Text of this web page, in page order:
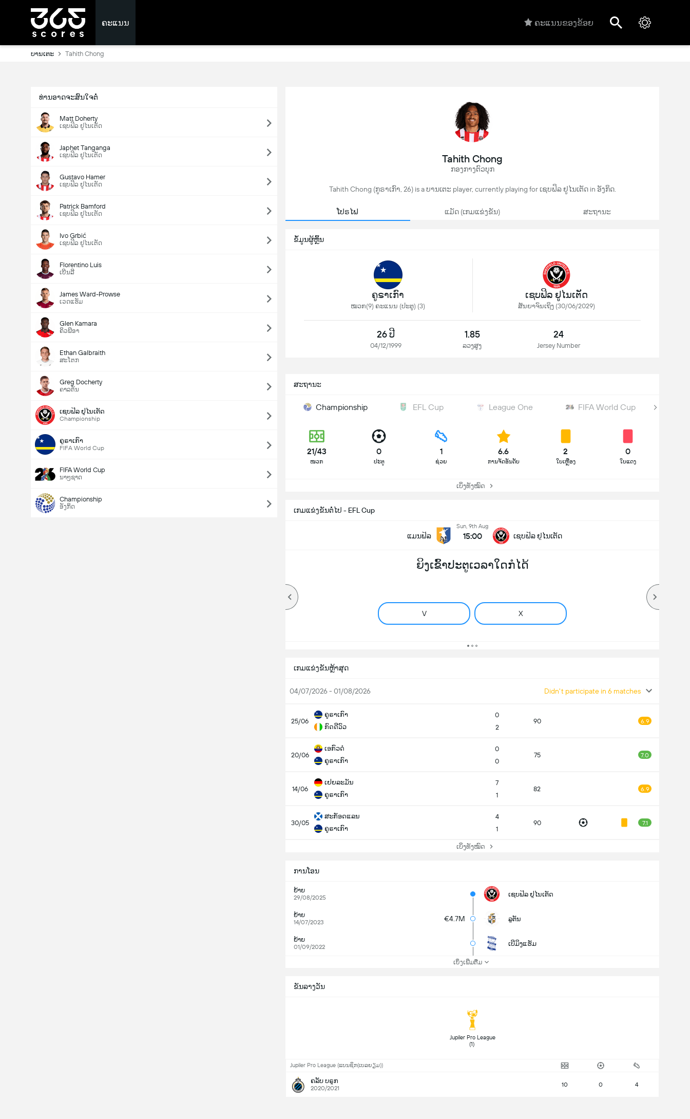
ຄະແນນ ຄະແນນຂອງຂ້ອຍ
ບານເຕະ Tahith Chong
ທ່ານອາດຈະສົນໃຈຕໍ່
Matt Doherty
ເຊບຟິລ ຢູໄນເຕັດ
Japhet Tanganga
ເຊບຟິລ ຢູໄນເຕັດ
Gustavo Hamer
ເຊບຟິລ ຢູໄນເຕັດ
Patrick Bamford
ເຊບຟິລ ຢູໄນເຕັດ
Ivo Grbić
ເຊບຟິລ ຢູໄນເຕັດ
Florentino Luis
ເບີນລີ
James Ward-Prowse
ເວດແຮັມ
Glen Kamara
ຄິວພີອາ
Ethan Galbraith
ສະໂຕກ
Greg Docherty
ຄາລຕັນ
ເຊບຟິລ ຢູໄນເຕັດ
Championship
ຄູຣາເກົາ
FIFA World Cup
FIFA World Cup
ນາໆຊາດ
Championship
ອັງກິດ
Tahith Chong
ກອງກາງຕົວບຸກ
Tahith Chong (ກູຣາເກົາ, 26) is a ບານເຕະ player, currently playing for ເຊບຟິລ ຢູໄນເຕັດ in ອັງກິດ.
ໂປຣໄຟ ແມັດ (ເກມແຂ່ງຂັນ) ສະຖານະ
ຂໍ້ມູນຜູ້ຫຼິ້ນ
ຄູຣາເກົາ
ໝວກ(9) ຄະແນນ (ປະຕູ) (3)
ເຊບຟິລ ຢູໄນເຕັດ
ສັນຍາຈົນເຖິງ (30/06/2029)
26 ປີ
04/12/1999
1.85
ລວງສູງ
24
Jersey Number
ສະຖານະ
Championship EFL Cup League One FIFA World Cup
21/43
ໜວກ
0
ປະຕູ
1
ຊ່ວຍ
6.6
ການຈັດອັນດັບ
2
ໃບເຫຼືອງ
0
ໃບແດງ
ເບິ່ງທັງໝົດ
ເກມແຂ່ງຂັນຕໍ່ໄປ - EFL Cup
ແມນຟິລ
Sun, 9th Aug
15:00 ເຊບຟິລ ຢູໄນເຕັດ
ຍິງເຂົ້າປະຕູເວລາໃດກໍໄດ້
V X
ເກມແຂ່ງຂັນຫຼ້າສຸດ
04/07/2026 - 01/08/2026 Didn't participate in 6 matches
25/06
ຄູຣາເກົາ
ກົດດີວົວ
0
2
90 6.9
20/06
ເອກົວດໍ
ຄູຣາເກົາ
0
0
75 7.0
14/06
ເຢຍລະມັນ
ຄູຣາເກົາ
7
1
82 6.9
30/05
ສະກັອດແລນ
ຄູຣາເກົາ
4
1
90 7.1
ເບິ່ງທັງໝົດ
ການໂອນ
ຍ້າຍ
29/08/2025
ເຊບຟິລ ຢູໄນເຕັດ
ຍ້າຍ
14/07/2023
€4.7M ລູຕັນ
ຍ້າຍ
01/09/2022
ເບີມິງແຮັມ
ເບິ່ງເພີ່ມຕື່ມ
ຂັນລາງວັນ
Jupiler Pro League
(1)
Jupiler Pro League (ແບນຊິກ(ເບລຍຽມ))
ຄລັບ ບຣູກ
2020/2021 10 0 4